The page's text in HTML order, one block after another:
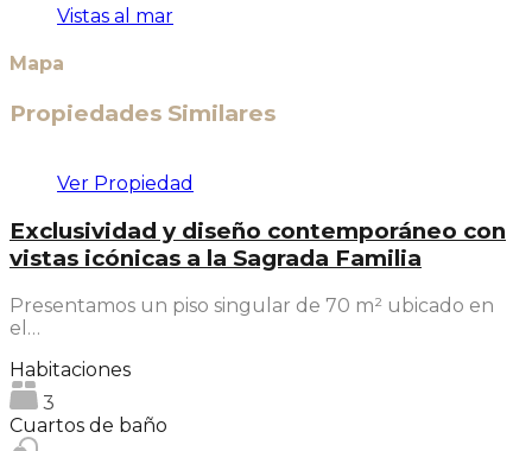
Vistas al mar
Mapa
Propiedades Similares
Ver Propiedad
Exclusividad y diseño contemporáneo con
vistas icónicas a la Sagrada Familia
Presentamos un piso singular de 70 m² ubicado en
el…
Habitaciones
3
Cuartos de baño